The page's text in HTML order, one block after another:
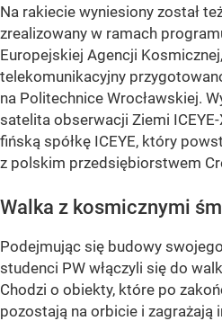
Na rakiecie wyniesiony został
zrealizowany w ramach
Europejskiej Agencji
telekomunikacyjny
na Politechnice Wrocławskiej.
satelita obserwacji Ziemi
fińską spółkę ICEYE, który
z polskim przedsiębiorstwem
Walka z kosmicznymi
Podejmując się budowy
studenci PW włączyli się do
Chodzi o obiekty, które po
pozostają na orbicie i zagrażają